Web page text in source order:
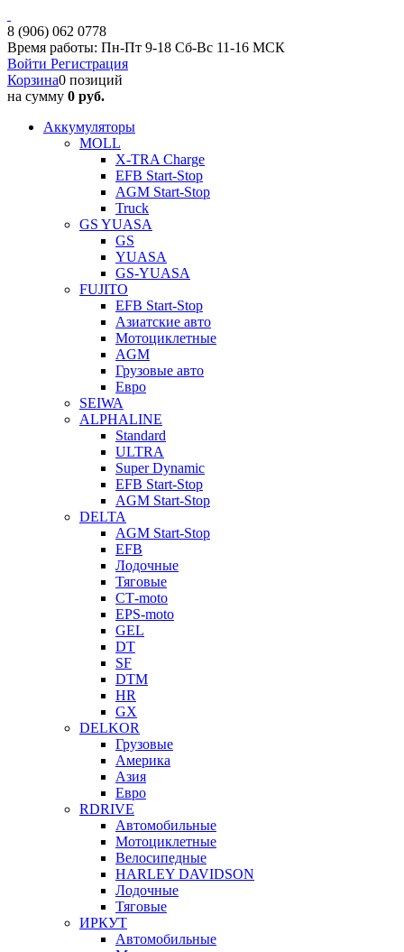
8 (906) 062 0778
Время работы: Пн-Пт 9-18 Сб-Вс 11-16 МСК
Войти Регистрация
Корзина0 позиций
на сумму 0 руб.
Аккумуляторы
MOLL
X-TRA Charge
EFB Start-Stop
AGM Start-Stop
Truck
GS YUASA
GS
YUASA
GS-YUASA
FUJITO
EFB Start-Stop
Азиатские авто
Мотоциклетные
AGM
Грузовые авто
Евро
SEIWA
ALPHALINE
Standard
ULTRA
Super Dynamic
EFB Start-Stop
AGM Start-Stop
DELTA
AGM Start-Stop
EFB
Лодочные
Тяговые
СТ-moto
EPS-moto
GEL
DT
SF
DTM
HR
GX
DELKOR
Грузовые
Америка
Азия
Евро
RDRIVE
Автомобильные
Мотоциклетные
Велосипедные
HARLEY DAVIDSON
Лодочные
Тяговые
ИРКУТ
Автомобильные